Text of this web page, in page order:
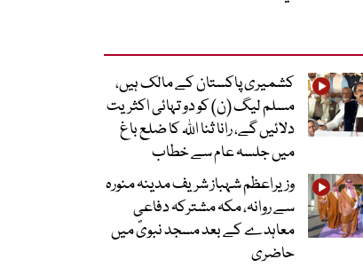
کشمیری پاکستان کے مالک ہیں،
مسلم لیگ (ن) کو دو تہائی اکثریت
دلائیں گے، رانا ثنا اللہ کا ضلع باغ
میں جلسہ عام سے خطاب
وزیراعظم شہباز شریف مدینہ منورہ
سے روانہ، مکہ مشترکہ دفاعی
معاہدے کے بعد مسجد نبویؐ میں
حاضری